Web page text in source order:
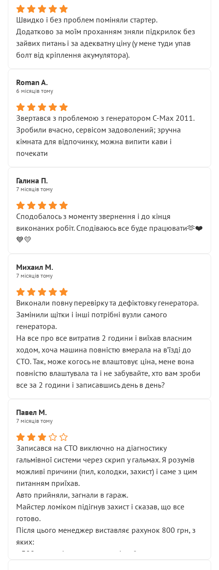
Швидко і без проблем поміняли стартер.
Додатково за моїм проханням зняли підкрилок без
зайвих питань і за адекватну ціну (у мене туди упав
болт від кріплення акумулятора).
Roman A.
6 місяців тому
Звертався з проблемою з генератором C-Max 2011.
Зробили вчасно, сервісом задоволений; зручна
кімната для відпочинку, можна випити кави і
почекати
Галина П.
7 місяців тому
Сподобалось з моменту звернення і до кінця
виконаних робіт. Сподіваюсь все буде працювати🫶❤️
💙💛
Михаил М.
7 місяців тому
Виконали повну перевірку та дефіктовку генератора.
Замінили щітки і інші потрібні вузли самого
генератора.
На все про все витратив 2 години і виїхав власним
ходом, хоча машина повністю вмерала на вʼїзді до
СТО. Так, може когось не влаштовує ціна, мене вона
повністю влаштувала та і не забувайте, хто вам зроби
все за 2 години і записавшись день в день?
Павел М.
7 місяців тому
Записався на СТО виключно на діагностику
гальмівної системи через скрип у гальмах. Я розумів
можливі причини (пил, колодки, захист) і саме з цим
питанням приїхав.
Авто прийняли, загнали в гараж.
Майстер ломіком підігнув захист і сказав, що все
готово.
Після цього менеджер виставляє рахунок 800 грн, з
яких:
• 300 грн — діагностика гальмівної системи